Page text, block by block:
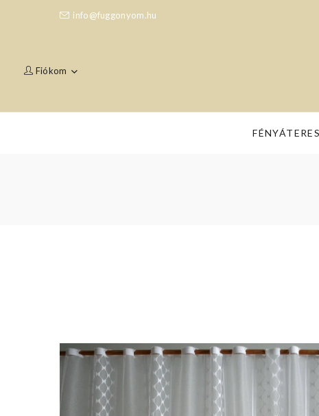
info@fuggonyom.hu
Fiókom